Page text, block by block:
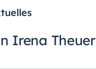
Irena Theuer